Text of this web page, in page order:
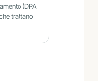
(DPA
trattano